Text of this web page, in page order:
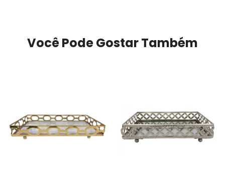
Você Pode Gostar Também